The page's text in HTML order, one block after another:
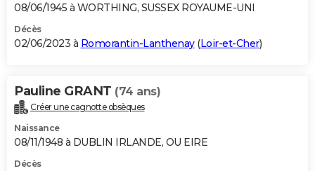
08/06/1945 à WORTHING, SUSSEX ROYAUME-UNI
Décès
02/06/2023 à Romorantin-Lanthenay(Loir-et-Cher)
Pauline GRANT (74 ans)
Créer une cagnotte obsèques
Naissance
08/11/1948 à DUBLIN IRLANDE, OU EIRE
Décès